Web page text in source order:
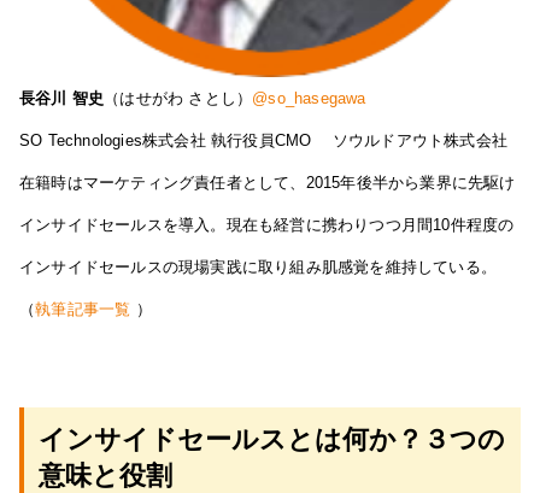
長谷川 智史 （はせがわ さとし） @so_hasegawa
SO Technologies株式会社 執行役員CMO ソウルドアウト株式会社
在籍時はマーケティング責任者として、2015年後半から業界に先駆け
インサイドセールスを導入。現在も経営に携わりつつ月間10件程度の
インサイドセールスの現場実践に取り組み肌感覚を維持している。
（執筆記事一覧 ）
インサイドセールスとは何か？３つの
意味と役割